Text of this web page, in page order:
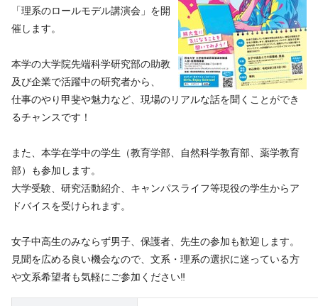
「理系のロールモデル講演会」を開
催します。
本学の大学院先端科学研究部の助教
及び企業で活躍中の研究者から、
仕事のやり甲斐や魅力など、現場のリアルな話を聞くことができ
るチャンスです！
また、本学在学中の学生（教育学部、自然科学教育部、薬学教育
部）も参加します。
大学受験、研究活動紹介、キャンパスライフ等現役の学生からア
ドバイスを受けられます。
女子中高生のみならず男子、保護者、先生の参加も歓迎します。
見聞を広める良い機会なので、文系・理系の選択に迷っている方
や文系希望者も気軽にご参加ください‼